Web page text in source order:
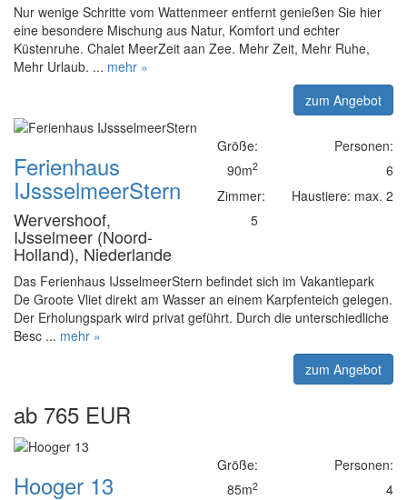
Nur wenige Schritte vom Wattenmeer entfernt genießen Sie hier
eine besondere Mischung aus Natur, Komfort und echter
Küstenruhe. Chalet MeerZeit aan Zee. Mehr Zeit, Mehr Ruhe,
Mehr Urlaub. ... mehr »
zum Angebot
Ferienhaus
IJssselmeerStern
Wervershoof,
IJsselmeer (Noord-
Holland), Niederlande
Größe:
90m2
Zimmer:
5
Personen:
6
Haustiere: max. 2
Das Ferienhaus IJsselmeerStern befindet sich im Vakantiepark
De Groote Vliet direkt am Wasser an einem Karpfenteich gelegen.
Der Erholungspark wird privat geführt. Durch die unterschiedliche
Besc ... mehr »
zum Angebot
ab 765 EUR
Hooger 13
Größe:
85m2
Personen:
4